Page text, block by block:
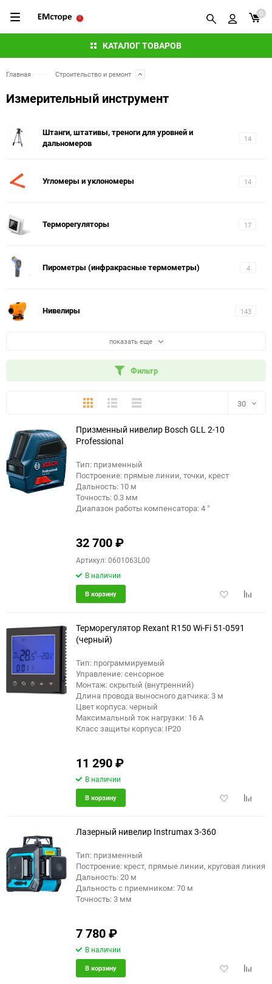
КАТАЛОГ ТОВАРОВ
0
Главная Строительство и ремонт
Измерительный инструмент
14
Штанги, штативы, треноги для уровней и
дальномеров
14
Угломеры и уклономеры
17
Терморегуляторы
4
Пирометры (инфракрасные термометры)
143
Нивелиры
показать еще
Фильтр
ПлиткаПодробноКомпактно 30
Призменный нивелир Bosch GLL 2-10
Professional
Тип: призменный
Построение: прямые линии, точки, крест
Дальность: 10 м
Точность: 0.3 мм
Диапазон работы компенсатора: 4 °
32 700₽
Артикул: 0601063L00
В наличии
Добавить
В корзину
Терморегулятор Rexant R150 Wi-Fi 51-0591
(черный)
Тип: программируемый
Управление: сенсорное
Монтаж: скрытый (внутренний)
Длина провода выносного датчика: 3 м
Цвет корпуса: черный
Максимальный ток нагрузки: 16 А
Класс защиты корпуса: IP20
11 290₽
В наличии
Добавить
В корзину
еще 5 фото
Лазерный нивелир Instrumax 3-360
Тип: призменный
Построение: крест, прямые линии, круговая линия
Дальность: 20 м
Дальность с приемником: 70 м
Точность: 3 мм
7 780₽
В наличии
Добавить
В корзину